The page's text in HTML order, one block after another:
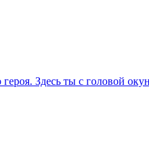
Здесь ты с головой